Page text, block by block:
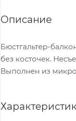
Описание
Бюстгальтер-
без косточек.
Выполнен из